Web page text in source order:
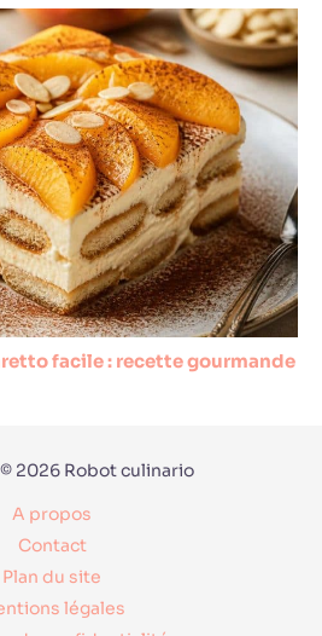
facile : recette gourmande
2026 Robot culinario
A propos
Contact
Plan du site
légales